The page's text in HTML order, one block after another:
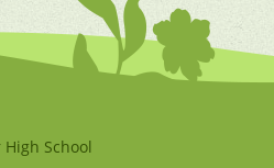
High School